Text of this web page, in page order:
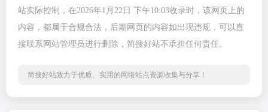
站实际控制，在2026年1月22日 下午10:03收录时，该网页上的
内容，都属于合规合法，后期网页的内容如出现违规，可以直
接联系网站管理员进行删除，简搜好站不承担任何责任。
简搜好站致力于优质、实用的网络站点资源收集与分享！